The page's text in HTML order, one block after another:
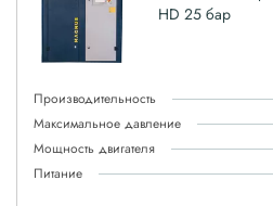
HD 25 бар
Производительность
Максимальное давление
Мощность двигателя
Питание